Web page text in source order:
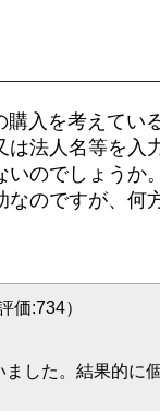
入を考えてい
は法人名等を入
いのでしょうか
なのですが、何
価:734）
ました。結果的に